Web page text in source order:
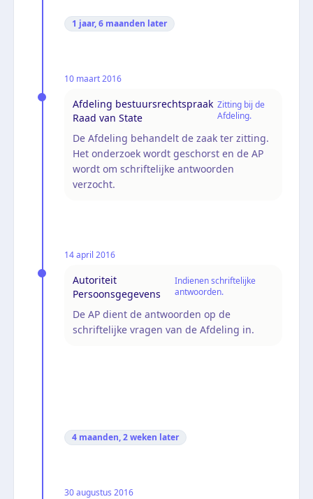
1 jaar, 6 maanden later
10 maart 2016
Afdeling bestuursrechtspraak
Raad van State
Zitting bij de
Afdeling.
De Afdeling behandelt de zaak ter zitting.
Het onderzoek wordt geschorst en de AP
wordt om schriftelijke antwoorden
verzocht.
14 april 2016
Autoriteit
Persoonsgegevens
Indienen schriftelijke
antwoorden.
De AP dient de antwoorden op de
schriftelijke vragen van de Afdeling in.
4 maanden, 2 weken later
30 augustus 2016